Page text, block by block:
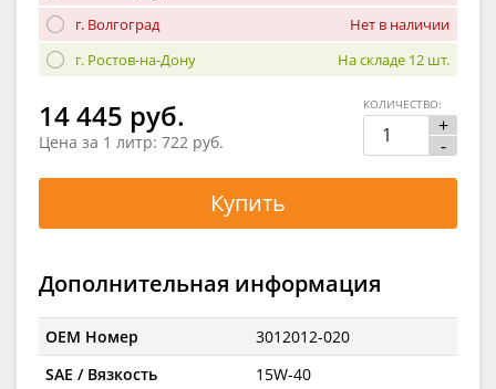
г. Волгоград
Нет в наличии
г. Ростов-на-Дону
На складе 12 шт.
14 445 руб.
Цена за 1 литр: 722 руб.
+
-
КОЛИЧЕСТВО:
Купить
Дополнительная информация
OEM Номер
3012012-020
SAE / Вязкость
15W-40